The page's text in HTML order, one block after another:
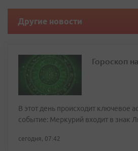
Другие новости
Гороскоп
В этот день происходит ключевое
событие: Меркурий входит в знак
сегодня, 07:42